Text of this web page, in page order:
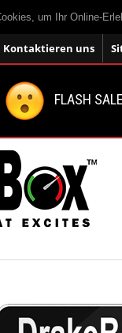
um Ihr Online-
Kontaktieren uns
FLASH